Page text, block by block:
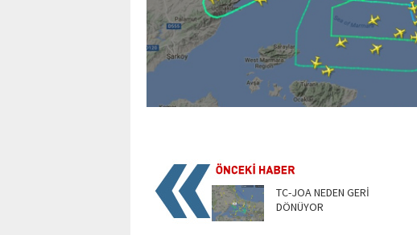
TC-JOA NEDEN GERİ
DÖNÜYOR